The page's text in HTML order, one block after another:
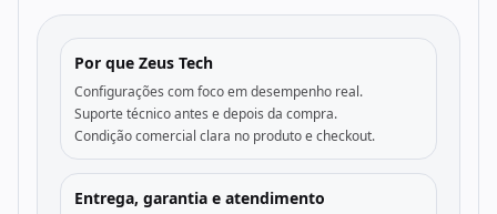
Por que Zeus Tech
Configurações com foco em desempenho real.
Suporte técnico antes e depois da compra.
Condição comercial clara no produto e checkout.
Entrega, garantia e atendimento